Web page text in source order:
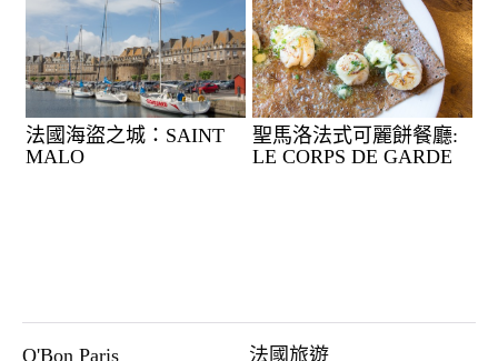
法國海盜之城：SAINT
MALO
聖馬洛法式可麗餅餐廳:
LE CORPS DE GARDE
O'Bon Paris 法國旅遊